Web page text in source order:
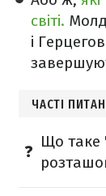
світі.
і
ЧАСТІ
Що таке